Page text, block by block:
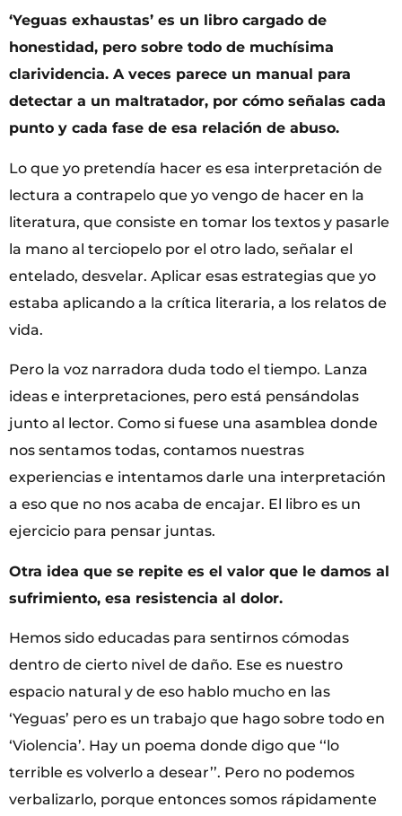
‘Yeguas exhaustas’ es un libro cargado de
honestidad, pero sobre todo de muchísima
clarividencia. A veces parece un manual para
detectar a un maltratador, por cómo señalas cada
punto y cada fase de esa relación de abuso.
Lo que yo pretendía hacer es esa interpretación de
lectura a contrapelo que yo vengo de hacer en la
literatura, que consiste en tomar los textos y pasarle
la mano al terciopelo por el otro lado, señalar el
entelado, desvelar. Aplicar esas estrategias que yo
estaba aplicando a la crítica literaria, a los relatos de
vida.
Pero la voz narradora duda todo el tiempo. Lanza
ideas e interpretaciones, pero está pensándolas
junto al lector. Como si fuese una asamblea donde
nos sentamos todas, contamos nuestras
experiencias e intentamos darle una interpretación
a eso que no nos acaba de encajar. El libro es un
ejercicio para pensar juntas.
Otra idea que se repite es el valor que le damos al
sufrimiento, esa resistencia al dolor.
Hemos sido educadas para sentirnos cómodas
dentro de cierto nivel de daño. Ese es nuestro
espacio natural y de eso hablo mucho en las
‘Yeguas’ pero es un trabajo que hago sobre todo en
‘Violencia’. Hay un poema donde digo que ‘‘lo
terrible es volverlo a desear’’. Pero no podemos
verbalizarlo, porque entonces somos rápidamente